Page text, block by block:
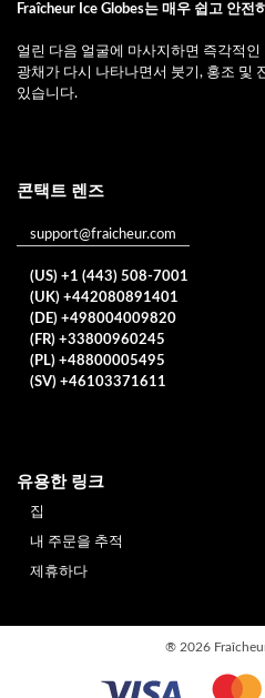
Fraîcheur Ice Globes는 매우 쉽고 안
얼린 다음 얼굴에 마사지하면 즉각적
광채가 다시 나타나면서 붓기, 홍조 및
있습니다.
콘택트 렌즈
support@fraicheur.com
(US) +1 (443) 508-7001
(UK) +442080891401
(DE) +498004009820
(FR) +33800960245
(PL) +48800005495
(SV) +46103371611
유용한 링크
집
내 주문을 추적
제휴하다
® 2026